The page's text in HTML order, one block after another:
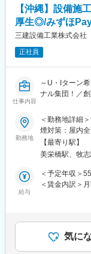
L契約後、地価
な駐車場を企
・収益確認・改
・沖縄全域が
リア、沖縄市
・利用者対応
め、営業に集
かれない場面
ます！
■入社後の流れ
入社後10日～
1～2年で営業
長度に応じて
【沖縄】設備施
厚生◎/みずほ
三建設備工業株式会社
正社員
仕事内容
～U・Iターン
ナル集団！／
／賞与や福利
■業務内容
空調設備や衛
〈具体的には〉
・お客様への
・見積書の作成
※ゆくゆくは管
勤務地
＜勤務地詳細
煙対策：屋内
【最寄り駅】
美栄橋駅、牧
給与
＜予定年収＞
＜賃金内訳＞
※過去実績7.1
歳）、870万
資格手当、出
気に